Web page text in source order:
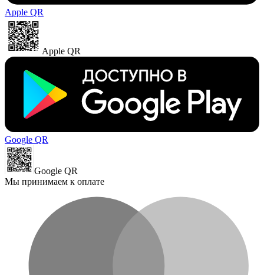
Apple QR
Apple QR
Google QR
Google QR
Мы принимаем к оплате